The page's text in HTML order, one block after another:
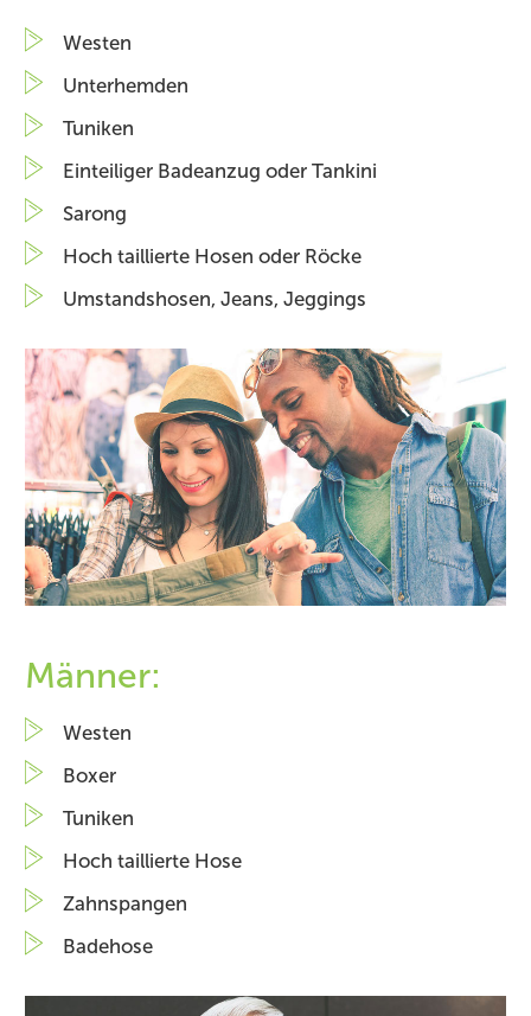
Westen
Unterhemden
Tuniken
Einteiliger Badeanzug oder Tankini
Sarong
Hoch taillierte Hosen oder Röcke
Umstandshosen, Jeans, Jeggings
Männer:
Westen
Boxer
Tuniken
Hoch taillierte Hose
Zahnspangen
Badehose